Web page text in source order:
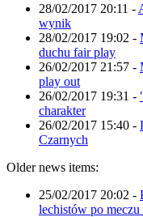
28/02/2017 20:11 -
wynik
28/02/2017 19:02 -
duchu fair play
26/02/2017 21:57 -
play out
26/02/2017 19:31 -
charakter
26/02/2017 15:40 -
Czarnych
Older news items:
25/02/2017 20:02 -
lechistów po meczu